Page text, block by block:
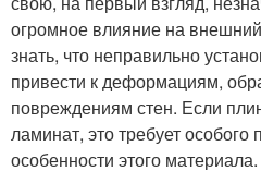
огромное влияние на
знать, что неправильно
привести к деформациям,
повреждениям стен. Если
ламинат, это требует особого
особенности этого